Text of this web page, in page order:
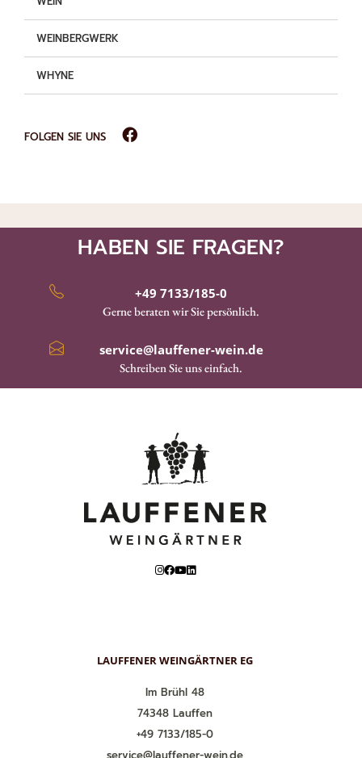
WEINBERGWERK
WHYNE
FOLGEN SIE UNS
HABEN SIE FRAGEN?
+49 7133/185-0
Gerne beraten wir Sie persönlich.
service@lauffener-wein.de
Schreiben Sie uns einfach.
LAUFFENER WEINGÄRTNER EG
Im Brühl 48
74348 Lauffen
+49 7133/185-0
service@lauffener-wein.de